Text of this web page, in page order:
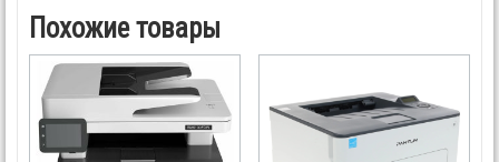
Похожие товары